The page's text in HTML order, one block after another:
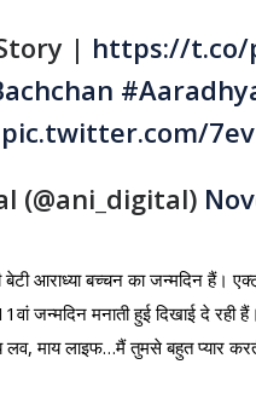
| https://t.co/
pic.twitter.com/
(@ani_digital)
बेटी आराध्या बच्चन का जन्मदिन
जन्मदिन मनाती हुई दिखाई दे
माय लाइफ…मैं तुमसे बहुत प्यार